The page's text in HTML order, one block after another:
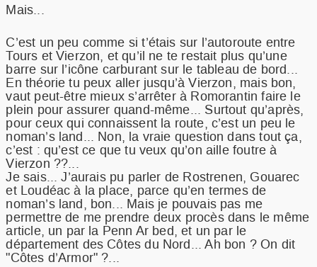
Mais...
C’est un peu comme si t’étais sur l’autoroute entre
Tours et Vierzon, et qu’il ne te restait plus qu’une
barre sur l’icône carburant sur le tableau de bord...
En théorie tu peux aller jusqu’à Vierzon, mais bon,
vaut peut-être mieux s’arrêter à Romorantin faire le
plein pour assurer quand-même... Surtout qu’après,
pour ceux qui connaissent la route, c’est un peu le
noman’s land... Non, la vraie question dans tout ça,
c’est : qu’est ce que tu veux qu’on aille foutre à
Vierzon ??...
Je sais... J’aurais pu parler de Rostrenen, Gouarec
et Loudéac à la place, parce qu’en termes de
noman’s land, bon... Mais je pouvais pas me
permettre de me prendre deux procès dans le même
article, un par la Penn Ar bed, et un par le
département des Côtes du Nord... Ah bon ? On dit
"Côtes d’Armor" ?...